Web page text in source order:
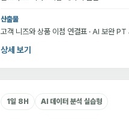
산출물
고객 니즈와 상품 이점 연결표 · AI 보완 PT
상세 보기
1일 8H AI 데이터 분석 실습형